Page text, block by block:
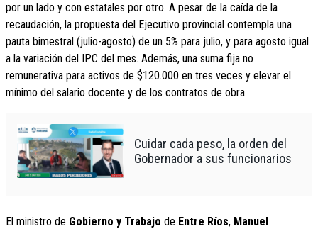
por un lado y con estatales por otro. A pesar de la caída de la
recaudación, la propuesta del Ejecutivo provincial contempla una
pauta bimestral (julio-agosto) de un 5% para julio, y para agosto igual
a la variación del IPC del mes. Además, una suma fija no
remunerativa para activos de $120.000 en tres veces y elevar el
mínimo del salario docente y de los contratos de obra.
Cuidar cada peso, la orden del
Gobernador a sus funcionarios
El ministro de Gobierno y Trabajo de Entre Ríos, Manuel